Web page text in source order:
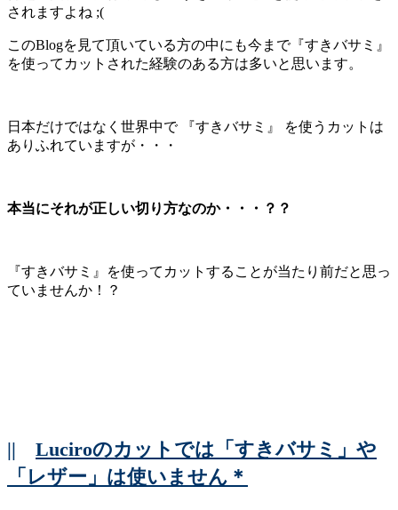
されますよね ;(
このBlogを見て頂いている方の中にも今まで『すきバサミ』
を使ってカットされた経験のある方は多いと思います。
日本だけではなく世界中で 『すきバサミ』 を使うカットは
ありふれていますが・・・
本当にそれが正しい切り方なのか・・・？？
『すきバサミ』を使ってカットすることが当たり前だと思っ
ていませんか！？
|| Luciroのカットでは「すきバサミ」や
「レザー」は使いません＊